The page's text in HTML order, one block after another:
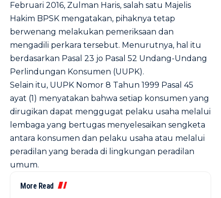
Februari 2016, Zulman Haris, salah satu Majelis
Hakim BPSK mengatakan, pihaknya tetap
berwenang melakukan pemeriksaan dan
mengadili perkara tersebut. Menurutnya, hal itu
berdasarkan Pasal 23 jo Pasal 52 Undang-Undang
Perlindungan Konsumen (UUPK).
Selain itu, UUPK Nomor 8 Tahun 1999 Pasal 45
ayat (1) menyatakan bahwa setiap konsumen yang
dirugikan dapat menggugat pelaku usaha melalui
lembaga yang bertugas menyelesaikan sengketa
antara konsumen dan pelaku usaha atau melalui
peradilan yang berada di lingkungan peradilan
umum.
More Read